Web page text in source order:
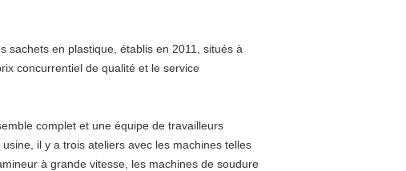
sachets en plastique, établis en 2011, situés à
concurrentiel de qualité et le service
complet et une équipe de travailleurs
il y a trois ateliers avec les machines telles
à grande vitesse, les machines de soudure